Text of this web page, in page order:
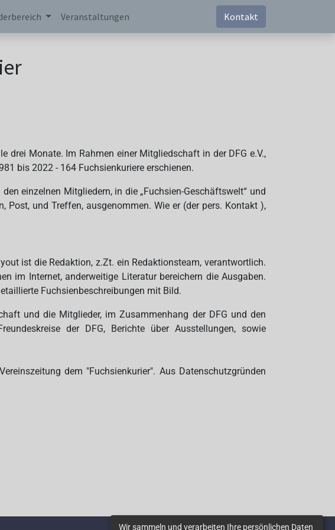
Veranstaltungen Kontakt
drei Monate. Im Rahmen einer Mitgliedschaft in der DFG e.V.,
bis 2022 - 164 Fuchsienkuriere erschienen.
einzelnen Mitgliedern, in die „Fuchsien-Geschäftswelt“ und
und Treffen, ausgenommen. Wie er (der pers. Kontakt ),
ist die Redaktion, z.Zt. ein Redaktionsteam, verantwortlich.
im Internet, anderweitige Literatur bereichern die Ausgaben.
Fuchsienbeschreibungen mit Bild.
und die Mitglieder, im Zusammenhang der DFG und den
der DFG, Berichte über Ausstellungen, sowie
dem "Fuchsienkurier". Aus Datenschutzgründen
Wir sammeln und verarbeiten Ihre persönlichen Daten